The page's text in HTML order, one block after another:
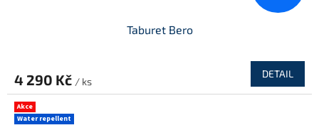
Taburet Bero
4 290 Kč / ks
DETAIL
Akce
Water repellent